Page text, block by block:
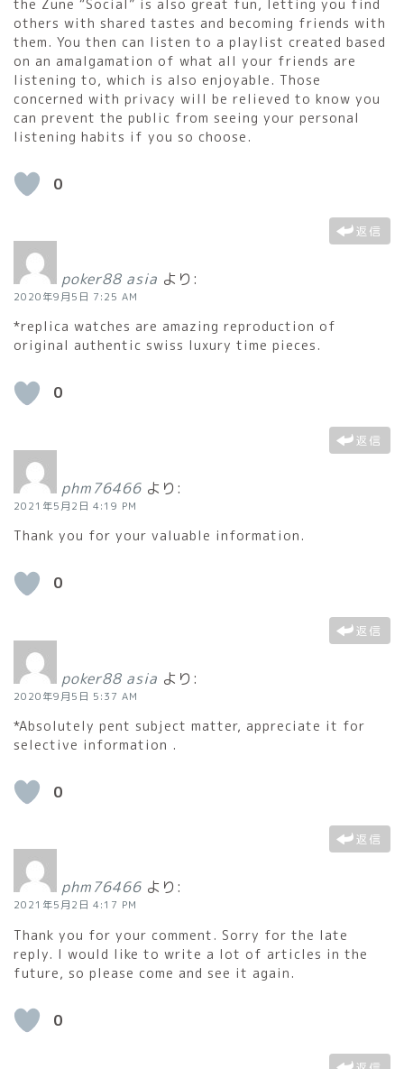
the Zune “Social” is also great fun, letting you find
others with shared tastes and becoming friends with
them. You then can listen to a playlist created based
on an amalgamation of what all your friends are
listening to, which is also enjoyable. Those
concerned with privacy will be relieved to know you
can prevent the public from seeing your personal
listening habits if you so choose.
0
返信
poker88 asia より:
2020年9月5日 7:25 AM
*replica watches are amazing reproduction of
original authentic swiss luxury time pieces.
0
返信
phm76466 より:
2021年5月2日 4:19 PM
Thank you for your valuable information.
0
返信
poker88 asia より:
2020年9月5日 5:37 AM
*Absolutely pent subject matter, appreciate it for
selective information .
0
返信
phm76466 より:
2021年5月2日 4:17 PM
Thank you for your comment. Sorry for the late
reply. I would like to write a lot of articles in the
future, so please come and see it again.
0